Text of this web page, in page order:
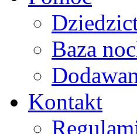
Baza
Kontakt